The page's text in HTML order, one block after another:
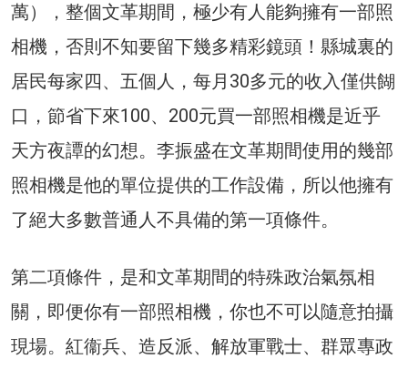
萬），整個文革期間，極少有人能夠擁有一部照
相機，否則不知要留下幾多精彩鏡頭！縣城裏的
居民每家四、五個人，每月30多元的收入僅供餬
口，節省下來100、200元買一部照相機是近乎
天方夜譚的幻想。李振盛在文革期間使用的幾部
照相機是他的單位提供的工作設備，所以他擁有
了絕大多數普通人不具備的第一項條件。
第二項條件，是和文革期間的特殊政治氣氛相
關，即便你有一部照相機，你也不可以隨意拍攝
現場。紅衞兵、造反派、解放軍戰士、群眾專政